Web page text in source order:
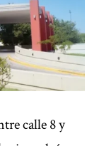
calle 8 y